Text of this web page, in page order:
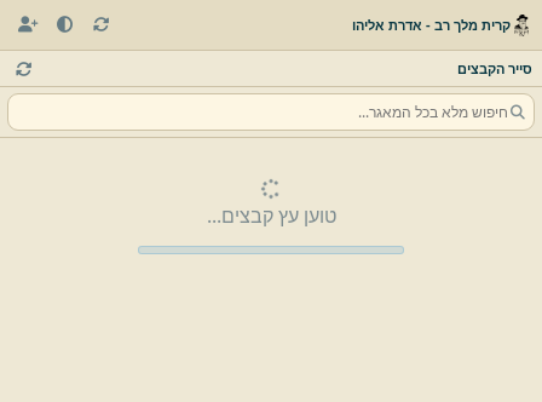
קרית מלך רב - אדרת אליהו
סייר הקבצים
טוען עץ קבצים...